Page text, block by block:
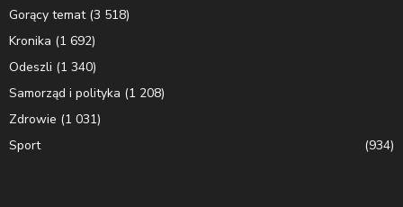
Gorący temat(3 518)
Kronika (1 692)
Odeszli (1 340)
Samorząd i polityka (1 208)
Zdrowie (1 031)
Sport
(934)